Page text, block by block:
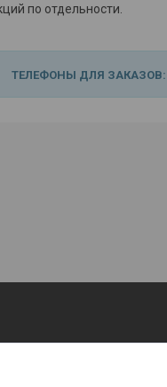
по отдельности.
ТЕЛЕФОНЫ ДЛЯ ЗАКАЗОВ: